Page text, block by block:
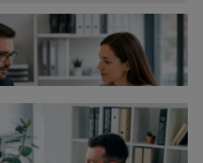
důvodů 2026 – průvodce pro